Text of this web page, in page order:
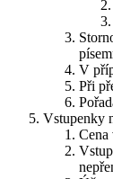
V
Při
Vstupenky
Cena